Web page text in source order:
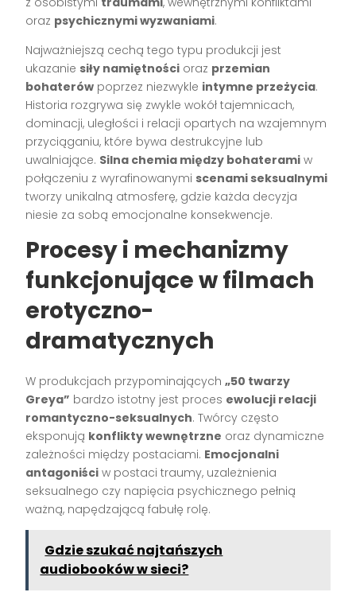
oraz psychicznymi wyzwaniami.
Najważniejszą cechą tego typu produkcji jest
ukazanie siły namiętności oraz przemian
bohaterów poprzez niezwykle intymne przeżycia.
Historia rozgrywa się zwykle wokół tajemnicach,
dominacji, uległości i relacji opartych na wzajemnym
przyciąganiu, które bywa destrukcyjne lub
uwalniające. Silna chemia między bohaterami w
połączeniu z wyrafinowanymi scenami seksualnymi
tworzy unikalną atmosferę, gdzie każda decyzja
niesie za sobą emocjonalne konsekwencje.
Procesy i mechanizmy
funkcjonujące w filmach
erotyczno-
dramatycznych
W produkcjach przypominających„50 twarzy
Greya” bardzo istotny jest proces ewolucji relacji
romantyczno-seksualnych. Twórcy często
eksponują konflikty wewnętrzne oraz dynamiczne
zależności między postaciami. Emocjonalni
antagoniści w postaci traumy, uzależnienia
seksualnego czy napięcia psychicznego pełnią
ważną, napędzającą fabułę rolę.
Gdzie szukać najtańszych
audiobooków w sieci?